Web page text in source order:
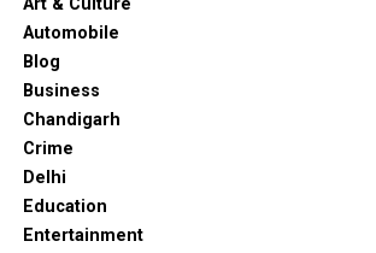
Art & Culture
Automobile
Blog
Business
Chandigarh
Crime
Delhi
Education
Entertainment